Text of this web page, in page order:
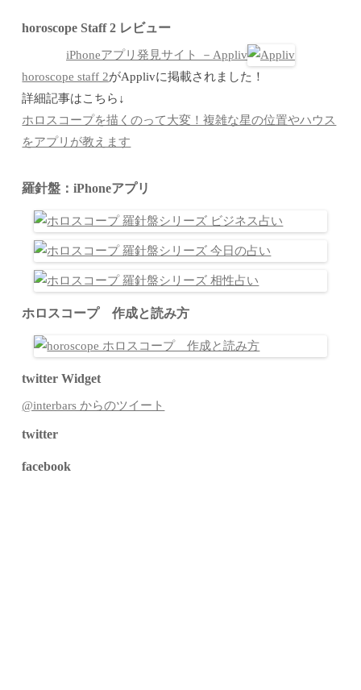
horoscope Staff 2 レビュー
iPhoneアプリ発見サイト －Appliv
horoscope staff 2がApplivに掲載されました！
詳細記事はこちら↓
ホロスコープを描くのって大変！複雑な星の位置やハウス
をアプリが教えます
羅針盤：iPhoneアプリ
ホロスコープ 作成と読み方
twitter Widget
@interbars からのツイート
twitter
facebook